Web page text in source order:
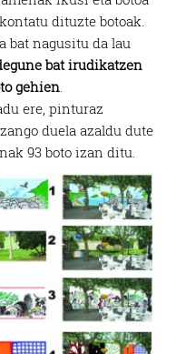
dituzte botoak.
bat nagusitu da lau
bat irudikatzen
gehien.
ere, pinturaz
duela azaldu dute
93 boto izan ditu.